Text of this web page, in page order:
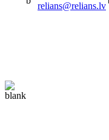
relians@relians.lv